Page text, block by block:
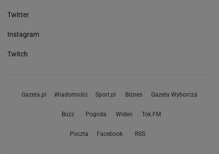
Twitter
Instagram
Twitch
Gazeta.pl Wiadomości Sport.pl Biznes Gazeta Wyborcza
Buzz Pogoda Wideo Tok.FM
Poczta Facebook RSS